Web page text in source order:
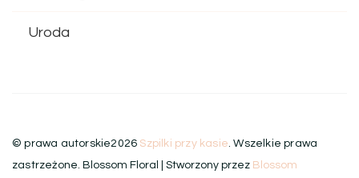
Uroda
© prawa autorskie2026 Szpilki przy kasie. Wszelkie prawa
zastrzeżone. Blossom Floral | Stworzony przez Blossom